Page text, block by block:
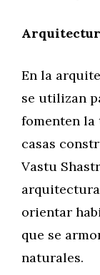
En la
se utilizan
fomenten
casas
Vastu
orientar
que se
naturales.